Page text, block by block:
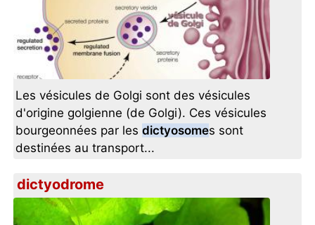
Les vésicules de Golgi sont des vésicules
d'origine golgienne (de Golgi). Ces vésicules
bourgeonnées par lesdictyosomes sont
destinées au transport...
dictyodrome